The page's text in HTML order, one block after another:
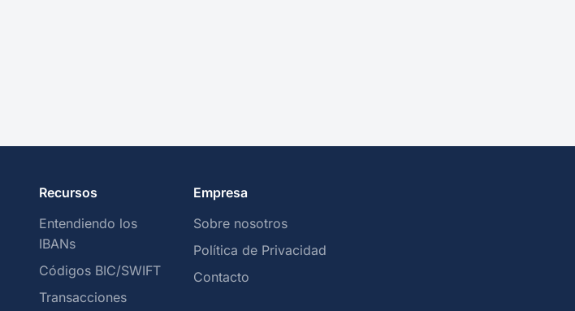
Recursos
Entendiendo los
IBANs
Códigos BIC/SWIFT
Transacciones
Empresa
Sobre nosotros
Política de Privacidad
Contacto